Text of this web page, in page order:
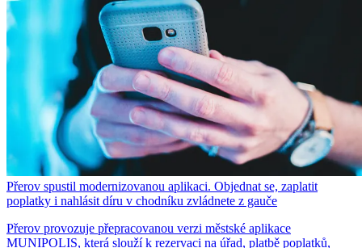
Přerov spustil modernizovanou aplikaci. Objednat se, zaplatit
poplatky i nahlásit díru v chodníku zvládnete z gauče
Přerov provozuje přepracovanou verzi městské aplikace
MUNIPOLIS, která slouží k rezervaci na úřad, platbě poplatků,